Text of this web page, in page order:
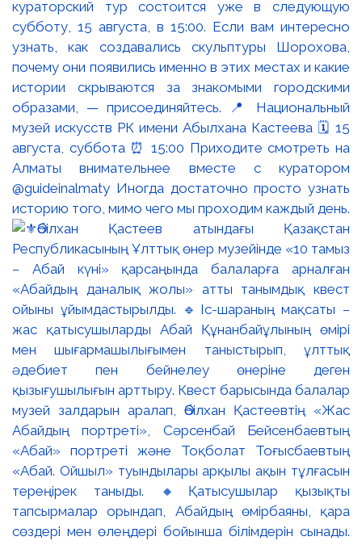
кураторский тур состоится уже в следующую
субботу, 15 августа, в 15:00. Если вам интересно
узнать, как создавались скульптуры Шорохова,
почему они появились именно в этих местах и какие
истории скрываются за знакомыми городскими
образами, — присоединяйтесь. 📍 Национальный
музей искусств РК имени Абылхана Кастеева 🗓 15
августа, суббота ⏰ 15:00 Приходите смотреть на
Алматы внимательнее вместе с куратором
@guideinalmaty Иногда достаточно просто узнать
историю того, мимо чего мы проходим каждый день.